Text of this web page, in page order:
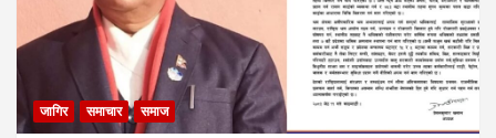
जागिर समाचार समाज